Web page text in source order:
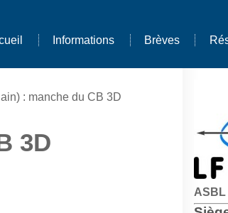
Informations Brèves
ASBL
: manche du CB 3D
3D